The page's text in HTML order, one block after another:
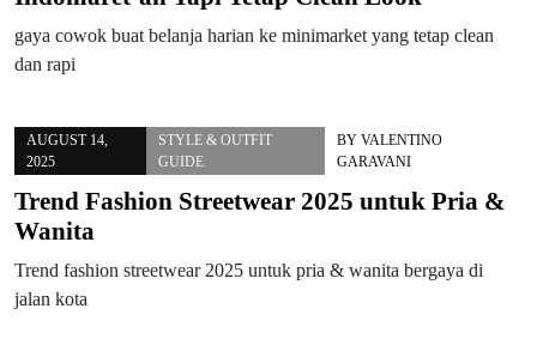
gaya cowok buat belanja harian ke minimarket yang tetap clean
dan rapi
AUGUST 14,
2025
STYLE & OUTFIT
GUIDE
BY VALENTINO
GARAVANI
Trend Fashion Streetwear 2025 untuk Pria &
Wanita
Trend fashion streetwear 2025 untuk pria & wanita bergaya di
jalan kota